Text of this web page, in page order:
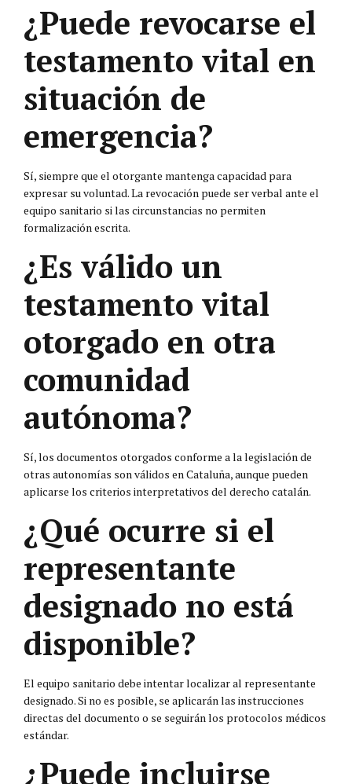
¿Puede revocarse el
testamento vital en
situación de
emergencia?
Sí, siempre que el otorgante mantenga capacidad para
expresar su voluntad. La revocación puede ser verbal ante el
equipo sanitario si las circunstancias no permiten
formalización escrita.
¿Es válido un
testamento vital
otorgado en otra
comunidad
autónoma?
Sí, los documentos otorgados conforme a la legislación de
otras autonomías son válidos en Cataluña, aunque pueden
aplicarse los criterios interpretativos del derecho catalán.
¿Qué ocurre si el
representante
designado no está
disponible?
El equipo sanitario debe intentar localizar al representante
designado. Si no es posible, se aplicarán las instrucciones
directas del documento o se seguirán los protocolos médicos
estándar.
¿Puede incluirse